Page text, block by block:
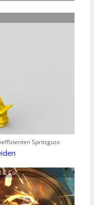
Spritzguss
& Co.